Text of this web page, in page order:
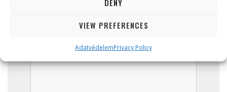
DENY
VIEW PREFERENCES
AdatvédelemPrivacy Policy
Your message